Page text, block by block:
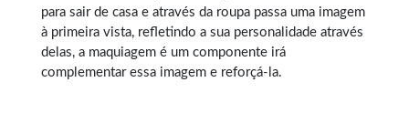
para sair de casa e através da roupa passa uma imagem
à primeira vista, refletindo a sua personalidade através
delas, a maquiagem é um componente irá
complementar essa imagem e reforçá-la.